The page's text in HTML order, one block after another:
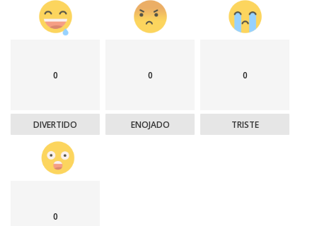
0
DIVERTIDO
0
ENOJADO
0
TRISTE
0